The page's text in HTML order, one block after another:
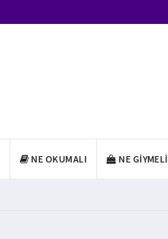
NE OKUMALI NE GIYMELI